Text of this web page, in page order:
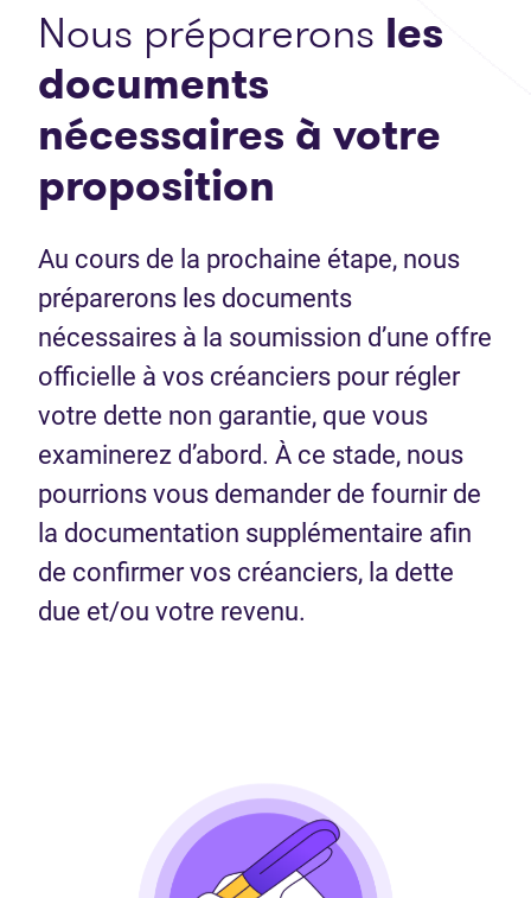
Nous préparerons les
documents
nécessaires à votre
proposition
Au cours de la prochaine étape, nous
préparerons les documents
nécessaires à la soumission d’une offre
officielle à vos créanciers pour régler
votre dette non garantie, que vous
examinerez d’abord. À ce stade, nous
pourrions vous demander de fournir de
la documentation supplémentaire afin
de confirmer vos créanciers, la dette
due et/ou votre revenu.